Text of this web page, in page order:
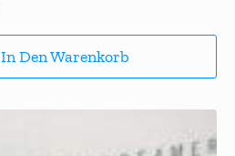
In Den Warenkorb